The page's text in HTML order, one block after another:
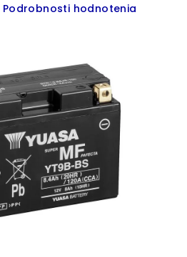
Podrobnosti hodnotenia